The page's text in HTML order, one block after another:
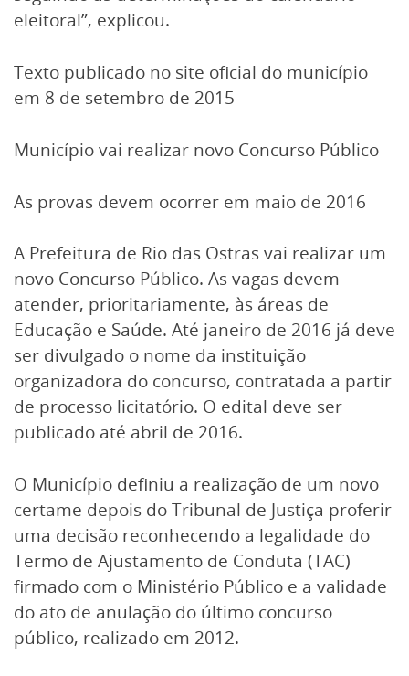
eleitoral”, explicou.
Texto publicado no site oficial do município
em 8 de setembro de 2015
Município vai realizar novo Concurso Público
As provas devem ocorrer em maio de 2016
A Prefeitura de Rio das Ostras vai realizar um
novo Concurso Público. As vagas devem
atender, prioritariamente, às áreas de
Educação e Saúde. Até janeiro de 2016 já deve
ser divulgado o nome da instituição
organizadora do concurso, contratada a partir
de processo licitatório. O edital deve ser
publicado até abril de 2016.
O Município definiu a realização de um novo
certame depois do Tribunal de Justiça proferir
uma decisão reconhecendo a legalidade do
Termo de Ajustamento de Conduta (TAC)
firmado com o Ministério Público e a validade
do ato de anulação do último concurso
público, realizado em 2012.